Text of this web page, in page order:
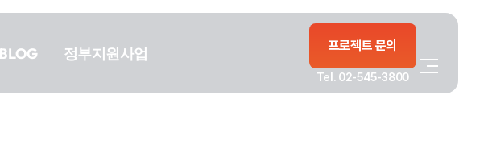
BLOG 정부지원사업 프로젝트 문의
Tel. 02-545-3800